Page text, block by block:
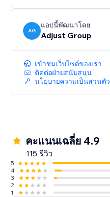
AG
แอปนี้พัฒนาโดย
Adjust Group
เข้าชมเว็บไซต์ของเรา
ติดต่อฝ่ายสนับสนุน
นโยบายความเป็นส่วนตัว
คะแนนเฉลี่ย 4.9
115 รีวิว
5
4
3
2
1